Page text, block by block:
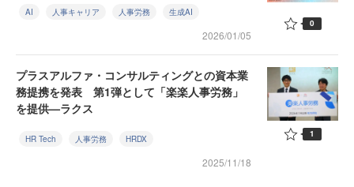
AI 人事キャリア 人事労務 生成AI
2026/01/05
0
プラスアルファ・コンサルティングとの資本業
務提携を発表 第1弾として「楽楽人事労務」
を提供—ラクス
HR Tech 人事労務 HRDX
2025/11/18
1